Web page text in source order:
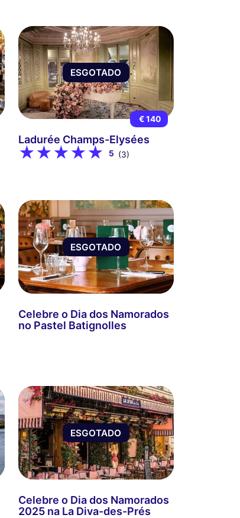
ESGOTADO
€ 140
Ladurée Champs-Elysées
5 (3)
ESGOTADO
Celebre o Dia dos Namorados
no Pastel Batignolles
ESGOTADO
Celebre o Dia dos Namorados
2025 na La Diva-des-Prés